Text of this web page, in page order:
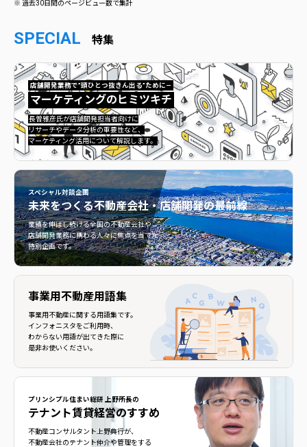
※ 過去30日間のページビュー数で集計
SPECIAL 特集
店舗開発業務で”頭ひとつ抜きん出る”ために—
マーケティングのヒミツキチ
長曽雅彦氏が店舗開発担当者向けに
リサーチやデータ分析の重要性など、
マーケティング活用について解説します。
マーケティングのヒミツキチ">
スペシャル対談企画
未来をつくる不動産会社・店舗開発の最前線
業績を伸ばし続ける全国の不動産会社や
店舗開発業務に携わる人々に焦点を当てた
特別企画です。
不動産会社・店舗開発の最前線">
事業用不動産用語集
事業用不動産に関する用語集です。
インフォニスタをご利用時、
わからない用語が出てきた際に
是非お使いください。
プリンシプル住まい総研 上野所長の
テナント賃貸経営のすすめ
不動産コンサルタント上野典行が、
不動産会社のテナント仲介や管理をする